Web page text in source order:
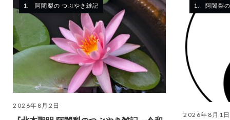
1. 阿闍梨の つぶやき雑記
2026年8月2日
1. 阿闍梨の
2026年8月1日